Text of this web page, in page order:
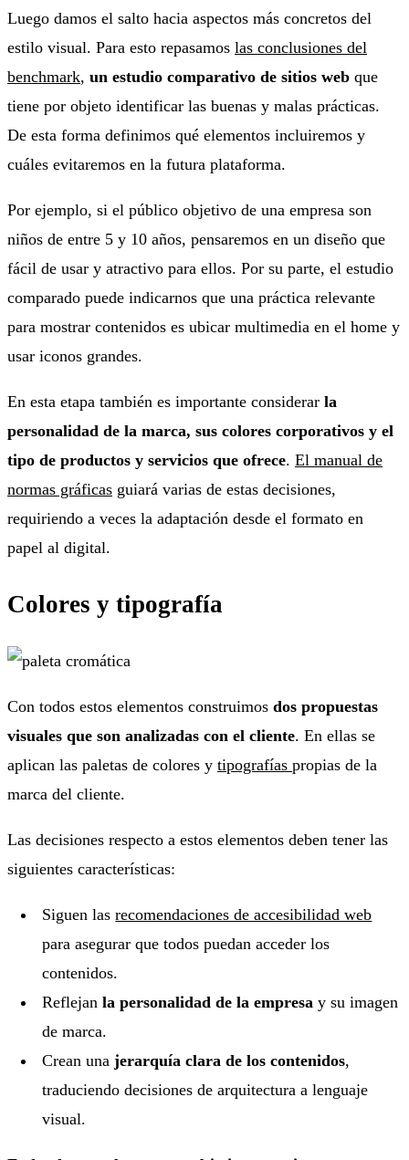
Luego damos el salto hacia aspectos más concretos del
estilo visual. Para esto repasamos las conclusiones del
benchmark, un estudio comparativo de sitios web que
tiene por objeto identificar las buenas y malas prácticas.
De esta forma definimos qué elementos incluiremos y
cuáles evitaremos en la futura plataforma.
Por ejemplo, si el público objetivo de una empresa son
niños de entre 5 y 10 años, pensaremos en un diseño que
fácil de usar y atractivo para ellos. Por su parte, el estudio
comparado puede indicarnos que una práctica relevante
para mostrar contenidos es ubicar multimedia en el home y
usar iconos grandes.
En esta etapa también es importante considerar la
personalidad de la marca, sus colores corporativos y el
tipo de productos y servicios que ofrece. El manual de
normas gráficas guiará varias de estas decisiones,
requiriendo a veces la adaptación desde el formato en
papel al digital.
Colores y tipografía
Con todos estos elementos construimos dos propuestas
visuales que son analizadas con el cliente. En ellas se
aplican las paletas de colores y tipografías propias de la
marca del cliente.
Las decisiones respecto a estos elementos deben tener las
siguientes características:
Siguen lasrecomendaciones de accesibilidad web
para asegurar que todos puedan acceder los
contenidos.
Reflejanla personalidad de la empresa y su imagen
de marca.
Crean unajerarquía clara de los contenidos,
traduciendo decisiones de arquitectura a lenguaje
visual.